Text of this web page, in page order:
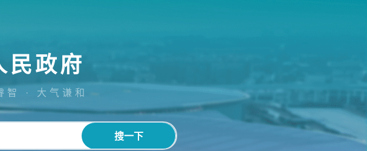
民政府
智 · 大气谦和
搜一下